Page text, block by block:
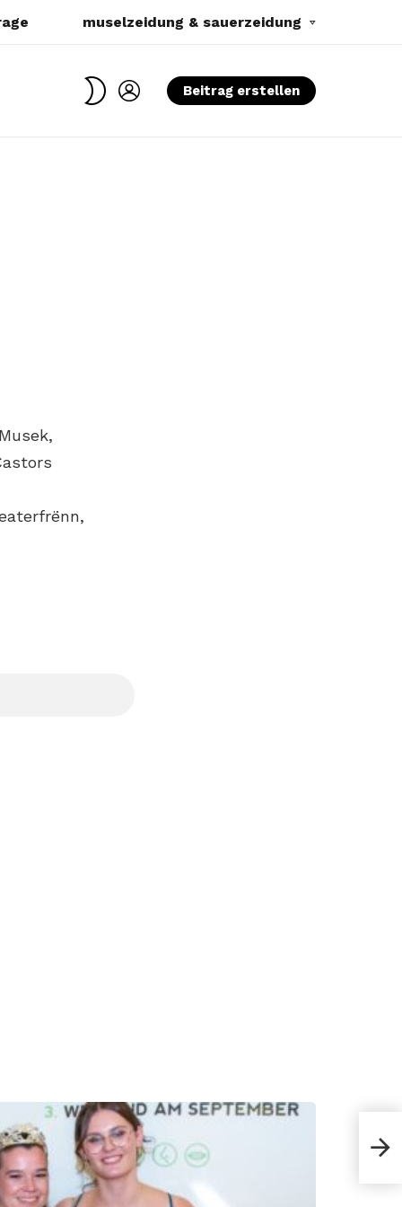
muselzeidung & sauerzeidung
SKIN
LOGIN
Beitrag erstellen